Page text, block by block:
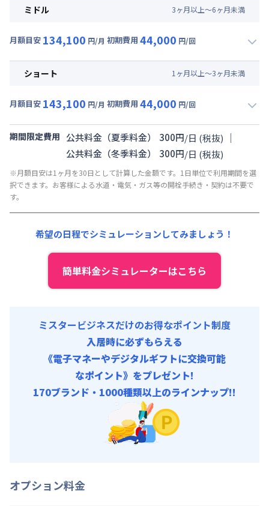
月額賃料目安(30日利用)
光熱費他 : 36,000円/月 (1,200円/日) (税抜)
その他費用 :
初期費用
ファイテック消火剤 : 5,000円/回 (税抜)
ルームクリーニング代 : 30,000円/回 (税抜)
ミドル 3ヶ月以上～6ヶ月未満
月額目安 134,100 円/月 初期費用 44,000 円/回
月額賃料目安(30日利用)
光熱費他 : 36,000円/月 (1,200円/日) (税抜)
その他費用 :
15,000円/月 (500円/日) (税抜)
入居者携行品補償代 : 5,000円/回 (税抜)
ファイテック消火剤 : 5,000円/回 (税抜)
ルームクリーニング代 : 30,000円/回 (税抜)
ショート 1 ヶ月以上～3ヶ月未満
月額目安 143,100 円/月 初期費用 44,000 円/回
月額賃料目安(30日利用)
87,000円/月 (2,900円/日)
光熱費他 :
36,000円/月 (1,200円/日) (税抜)
清掃料他 : 0円/回 (税抜)
その他費用 :
業務管理費: 15,000円/月 (500円/日) (税抜)
初期費用
ルームクリーニング代 : 30,000円/回 (税抜)
期間限定費用 公共料金（夏季料金） 300円/日 (税抜) ｜
公共料金（冬季料金） 300円/日 (税抜)
※月額目安は1ヶ月を30日として計算した金額です。1日単位で利用期間を選
択できます。お客様による水道・電気・ガス等の開栓手続き・契約は不要で
す。
希望の日程でシミュレーションしてみましょう！
簡単料金シミュレーターはこちら
ミスタービジネスだけのお得なポイント制度
入居時に必ずもらえる
《電子マネーやデジタルギフトに交換可能
なポイント》をプレゼント!
170ブランド・1000種類以上のラインナップ!!
オプション料金